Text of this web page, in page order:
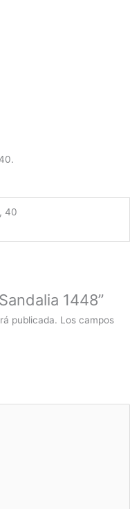
40
1448”
publicada. Los campos